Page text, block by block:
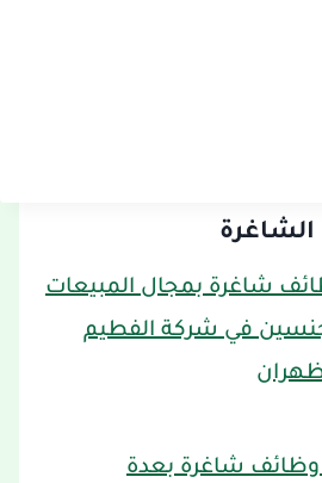
شاغرة بمجال المبيعات
في شركة الفطيم
وظائف شاغرة بعدة